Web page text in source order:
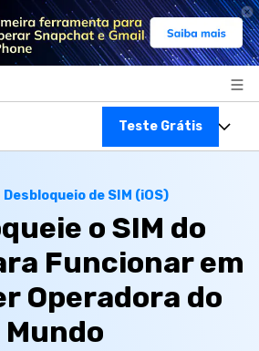
Teste Grátis
Desbloqueio de SIM (iOS)
o SIM do
Funcionar em
Operadora do
Mundo